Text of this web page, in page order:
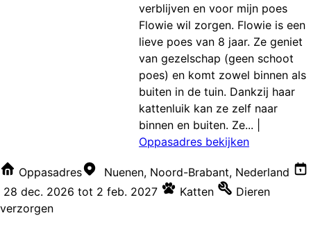
verblijven en voor mijn poes
Flowie wil zorgen. Flowie is een
lieve poes van 8 jaar. Ze geniet
van gezelschap (geen schoot
poes) en komt zowel binnen als
buiten in de tuin. Dankzij haar
kattenluik kan ze zelf naar
binnen en buiten. Ze...
Oppasadres bekijken
Oppasadres
Nuenen, Noord-Brabant, Nederland
28 dec. 2026 tot 2 feb. 2027 Katten
Dieren
verzorgen